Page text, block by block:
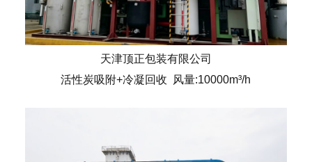
天津顶正包装有限公司
活性炭吸附+冷凝回收 风量:10000m³/h